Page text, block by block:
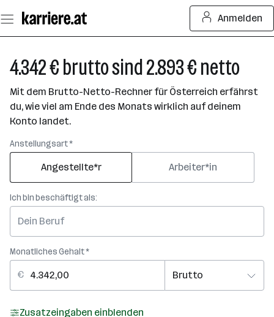
Seiteninhalt
springen
Anmelden
4.342 € brutto sind 2.893 € netto
Mit dem Brutto-Netto-Rechner für Österreich erfährst
du, wie viel am Ende des Monats wirklich auf deinem
Konto landet.
Anstellungsart *
Angestellte*r Arbeiter*in
Ich bin beschäftigt als:
Monatliches Gehalt *
Zusatzeingaben einblenden